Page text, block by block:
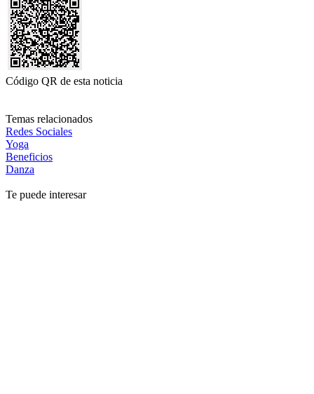
Código QR de esta noticia
Temas relacionados
Redes Sociales
Yoga
Beneficios
Danza
Te puede interesar